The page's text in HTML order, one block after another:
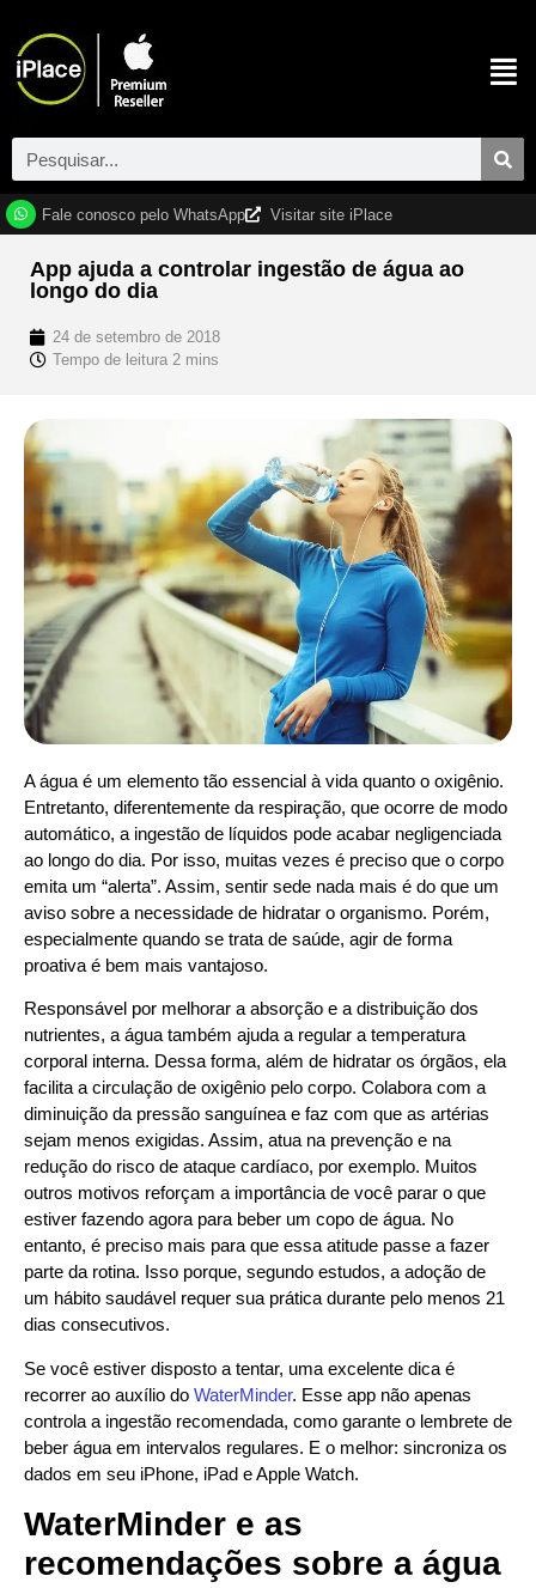
Fale conosco pelo WhatsApp Visitar site iPlace
App ajuda a controlar ingestão de água ao
longo do dia
24 de setembro de 2018
A água é um elemento tão essencial à vida quanto o oxigênio.
Entretanto, diferentemente da respiração, que ocorre de modo
automático, a ingestão de líquidos pode acabar negligenciada
ao longo do dia. Por isso, muitas vezes é preciso que o corpo
emita um “alerta”. Assim, sentir sede nada mais é do que um
aviso sobre a necessidade de hidratar o organismo. Porém,
especialmente quando se trata de saúde, agir de forma
proativa é bem mais vantajoso.
Responsável por melhorar a absorção e a distribuição dos
nutrientes, a água também ajuda a regular a temperatura
corporal interna. Dessa forma, além de hidratar os órgãos, ela
facilita a circulação de oxigênio pelo corpo. Colabora com a
diminuição da pressão sanguínea e faz com que as artérias
sejam menos exigidas. Assim, atua na prevenção e na
redução do risco de ataque cardíaco, por exemplo. Muitos
outros motivos reforçam a importância de você parar o que
estiver fazendo agora para beber um copo de água. No
entanto, é preciso mais para que essa atitude passe a fazer
parte da rotina. Isso porque, segundo estudos, a adoção de
um hábito saudável requer sua prática durante pelo menos 21
dias consecutivos.
Se você estiver disposto a tentar, uma excelente dica é
recorrer ao auxílio do WaterMinder. Esse app não apenas
controla a ingestão recomendada, como garante o lembrete de
beber água em intervalos regulares. E o melhor: sincroniza os
dados em seu iPhone, iPad e Apple Watch.
WaterMinder e as
recomendações sobre a água